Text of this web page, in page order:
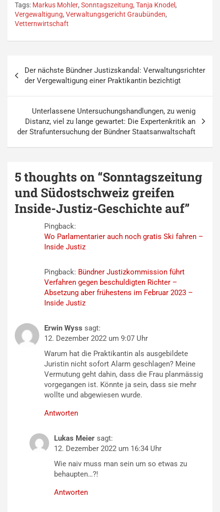
Tags: Markus Mohler, Sonntagszeitung, Tanja Knodel ,
Vergewaltigung, Verwaltungsgericht Graubünden,
Vetternwirtschaft
Beitragsnavigation
Der nächste Bündner Justizskandal: Verwaltungsrichter
der Vergewaltigung einer Praktikantin bezichtigt
Unterlassene Untersuchungshandlungen, zu wenig
Distanz, viel zu lange gewartet: Die Expertenkritik an
der Strafuntersuchung der Bündner Staatsanwaltschaft
5 thoughts on “Sonntagszeitung
und Südostschweiz greifen
Inside-Justiz-Geschichte auf”
Pingback:
Wo Parlamentarier auch noch gratis Ski fahren –
Inside Justiz
Pingback: Bündner Justizkommission führt
Verfahren gegen beschuldigten Richter –
Absetzung aber frühestens im Februar 2023 –
Inside Justiz
Erwin Wyss sagt:
12. Dezember 2022 um 9:07 Uhr
Warum hat die Praktikantin als ausgebildete
Juristin nicht sofort Alarm geschlagen? Meine
Vermutung geht dahin, dass die Frau planmässig
vorgegangen ist. Könnte ja sein, dass sie mehr
wollte und abgewiesen wurde.
Antworten
Lukas Meier sagt:
12. Dezember 2022 um 16:34 Uhr
Wie naiv muss man sein um so etwas zu
behaupten…?!
Antworten